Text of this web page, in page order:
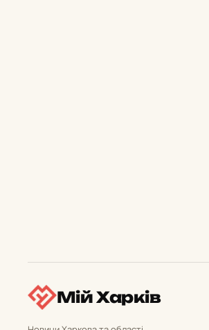
Мій Харків